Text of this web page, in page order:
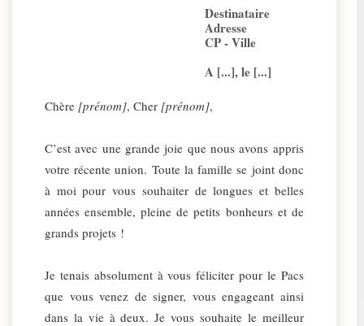
Destinataire
Adresse
CP - Ville
A [...], le [...]
Chère [prénom], Cher [prénom],
C’est avec une grande joie que nous avons appris
votre récente union. Toute la famille se joint donc
à moi pour vous souhaiter de longues et belles
années ensemble, pleine de petits bonheurs et de
grands projets !
Je tenais absolument à vous féliciter pour le Pacs
que vous venez de signer, vous engageant ainsi
dans la vie à deux. Je vous souhaite le meilleur